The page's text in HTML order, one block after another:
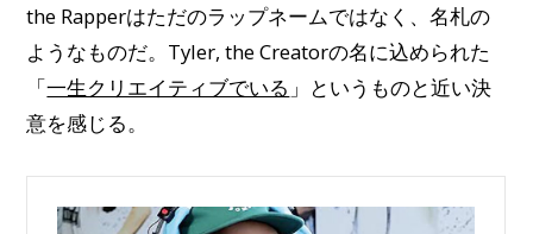
the Rapperはただのラップネームではなく、名札の
ようなものだ。Tyler, the Creatorの名に込められた
「一生クリエイティブでいる 」というものと近い決
意を感じる。